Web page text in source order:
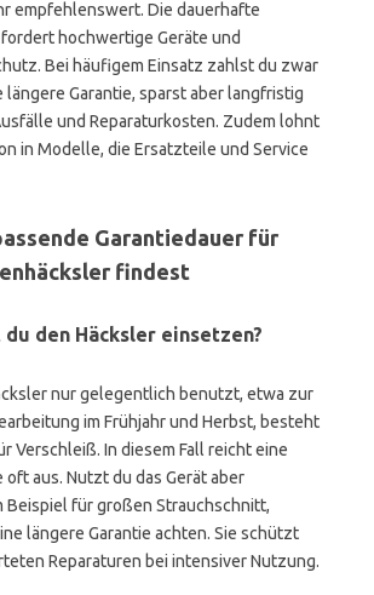
empfehlenswert. Die dauerhafte
hochwertige Geräte und
Bei häufigem Einsatz zahlst du zwar
Garantie, sparst aber langfristig
und Reparaturkosten. Zudem lohnt
in Modelle, die Ersatzteile und Service
Garantiedauer für
findest
den Häcksler einsetzen?
nur gelegentlich benutzt, etwa zur
im Frühjahr und Herbst, besteht
Verschleiß. In diesem Fall reicht eine
oft aus. Nutzt du das Gerät aber
Beispiel für großen Strauchschnitt,
längere Garantie achten. Sie schützt
Reparaturen bei intensiver Nutzung.